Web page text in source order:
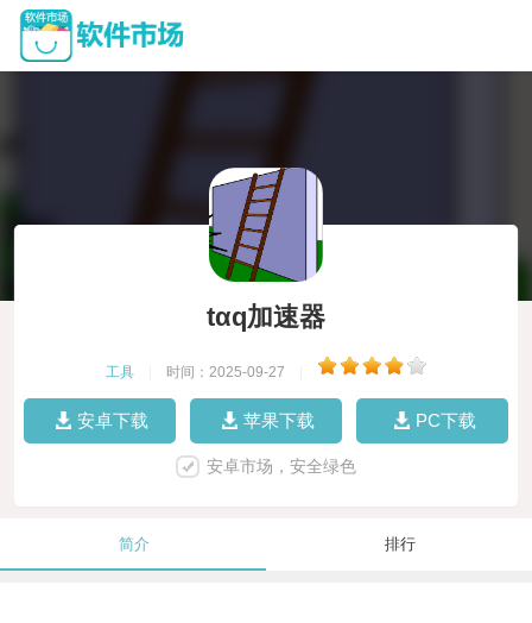
tαq加速器
工具 时间：2025-09-27
安卓下载 苹果下载 PC下载
安卓市场，安全绿色
简介 排行